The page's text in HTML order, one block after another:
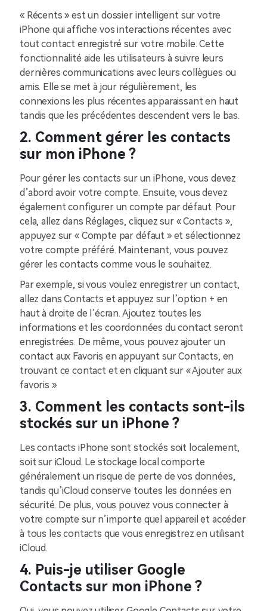
« Récents » est un dossier intelligent sur votre
iPhone qui affiche vos interactions récentes avec
tout contact enregistré sur votre mobile. Cette
fonctionnalité aide les utilisateurs à suivre leurs
dernières communications avec leurs collègues ou
amis. Elle se met à jour régulièrement, les
connexions les plus récentes apparaissant en haut
tandis que les précédentes descendent vers le bas.
2. Comment gérer les contacts
sur mon iPhone ?
Pour gérer les contacts sur un iPhone, vous devez
d’abord avoir votre compte. Ensuite, vous devez
également configurer un compte par défaut. Pour
cela, allez dans Réglages, cliquez sur « Contacts »,
appuyez sur « Compte par défaut » et sélectionnez
votre compte préféré. Maintenant, vous pouvez
gérer les contacts comme vous le souhaitez.
Par exemple, si vous voulez enregistrer un contact,
allez dans Contacts et appuyez sur l’option + en
haut à droite de l’écran. Ajoutez toutes les
informations et les coordonnées du contact seront
enregistrées. De même, vous pouvez ajouter un
contact aux Favoris en appuyant sur Contacts, en
trouvant ce contact et en cliquant sur « Ajouter aux
favoris »
3. Comment les contacts sont-ils
stockés sur un iPhone ?
Les contacts iPhone sont stockés soit localement,
soit sur iCloud. Le stockage local comporte
généralement un risque de perte de vos données,
tandis qu’iCloud conserve toutes les données en
sécurité. De plus, vous pouvez vous connecter à
votre compte sur n’importe quel appareil et accéder
à tous les contacts que vous enregistrez en utilisant
iCloud.
4. Puis-je utiliser Google
Contacts sur mon iPhone ?